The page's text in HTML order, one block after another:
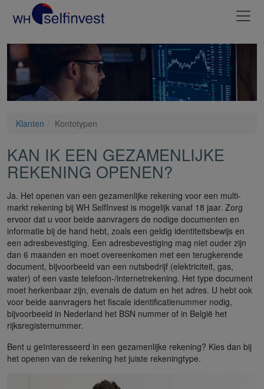
Klanten Kontotypen
KAN IK EEN GEZAMENLIJKE
REKENING OPENEN?
Ja. Het openen van een gezamenlijke rekening voor een multi-
markt rekening bij WH SelfInvest is mogelijk vanaf 18 jaar. Zorg
ervoor dat u voor beide aanvragers de nodige documenten en
informatie bij de hand hebt, zoals een geldig identiteitsbewijs en
een adresbevestiging. Een adresbevestiging mag niet ouder zijn
dan 6 maanden en moet overeenkomen met een terugkerende
document, bijvoorbeeld van een nutsbedrijf (elektriciteit, gas,
water) of een vaste telefoon-/internetrekening. Het type document
moet herkenbaar zijn, evenals de datum en het adres. U hebt ook
voor beide aanvragers het fiscale identificatienummer nodig,
bijvoorbeeld in Nederland het BSN nummer of in België het
rijksregisternummer.
Bent u geïnteresseerd in een gezamenlijke rekening? Kies dan bij
het openen van de rekening het juiste rekeningtype.